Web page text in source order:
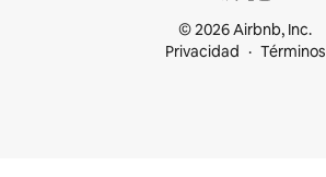
© 2026 Airbnb, Inc.
Privacidad
Términos